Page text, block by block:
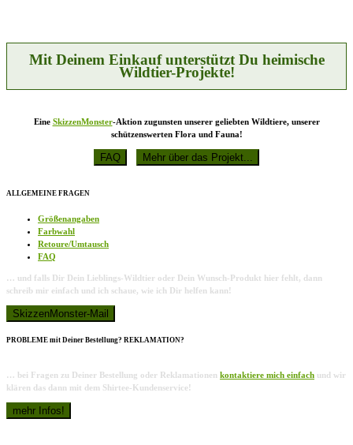
Produktseite
gewählt
werden
Mit Deinem Einkauf unterstützt Du heimische
Wildtier-Projekte!
Eine SkizzenMonster-Aktion zugunsten unserer geliebten Wildtiere, unserer
schützenswerten Flora und Fauna!
ALLGEMEINE FRAGEN
Größenangaben
Farbwahl
Retoure/Umtausch
FAQ
… und falls Dir Dein Lieblings-Wildtier oder Dein Wunsch-Produkt hier fehlt, dann
schreib mir einfach und ich schaue, wie ich Dir helfen kann!
PROBLEME mit Deiner Bestellung? REKLAMATION?
… bei Fragen zu Deiner Bestellung oder Reklamationen kontaktiere mich einfach und wir
klären das dann mit dem Shirtee-Kundenservice!